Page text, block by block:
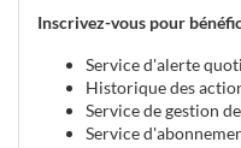
Inscrivez-vous pour
Service d'alerte
Historique des
Service de gestion
Service